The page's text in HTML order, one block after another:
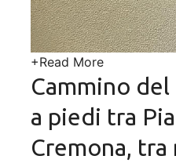
+Read More
Cammino
a piedi tra
Cremona, tra